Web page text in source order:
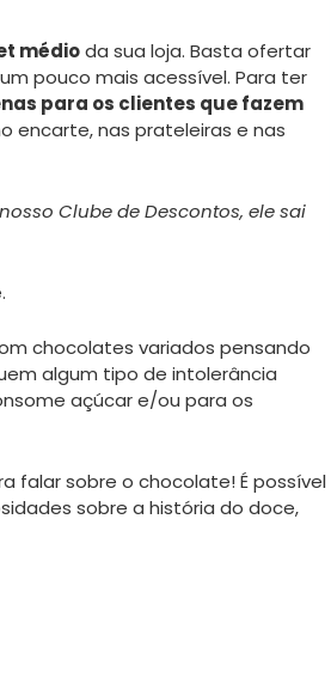
médioda sua loja. Basta ofertar
pouco mais acessível. Para ter
para os clientes que fazem
encarte, nas prateleiras e nas
Clube de Descontos, ele sai
chocolates variados pensando
algum tipo de intolerância
açúcar e/ou para os
falar sobre o chocolate! É possível
sobre a história do doce,